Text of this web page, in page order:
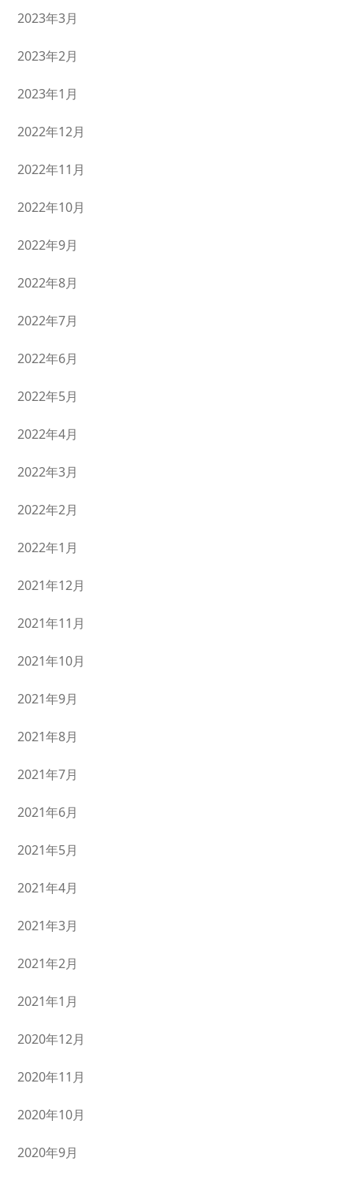
2023年3月
2023年2月
2023年1月
2022年12月
2022年11月
2022年10月
2022年9月
2022年8月
2022年7月
2022年6月
2022年5月
2022年4月
2022年3月
2022年2月
2022年1月
2021年12月
2021年11月
2021年10月
2021年9月
2021年8月
2021年7月
2021年6月
2021年5月
2021年4月
2021年3月
2021年2月
2021年1月
2020年12月
2020年11月
2020年10月
2020年9月